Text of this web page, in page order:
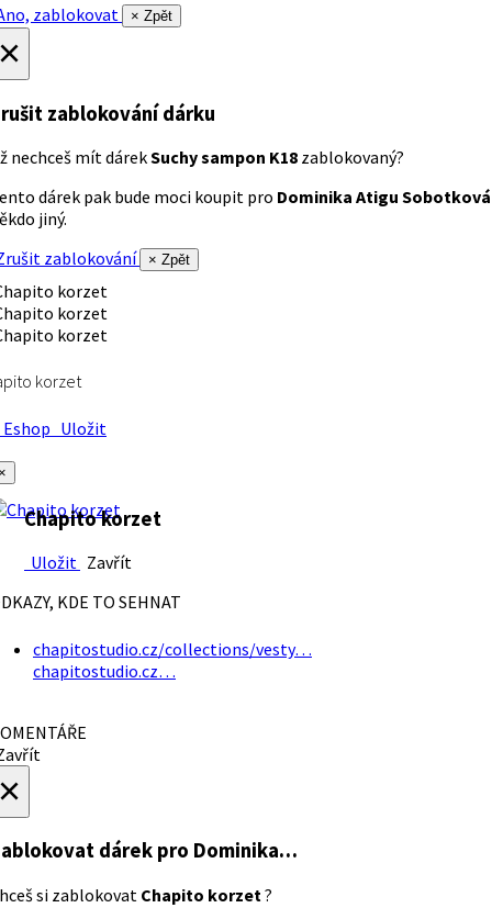
zablokovat
× Zpět
zablokování dárku
nechceš mít dárekSuchy sampon K18 zablokovaný?
dárek pak bude moci koupit pro Dominika Atigu Sobotková
jiný.
zablokování
× Zpět
korzet
Uložit
Chapito korzet
Uložit Zavřít
KDE TO SEHNAT
chapitostudio.cz/collections/vesty…
chapitostudio.cz…
dárek pro Dominika…
si zablokovat Chapito korzet?